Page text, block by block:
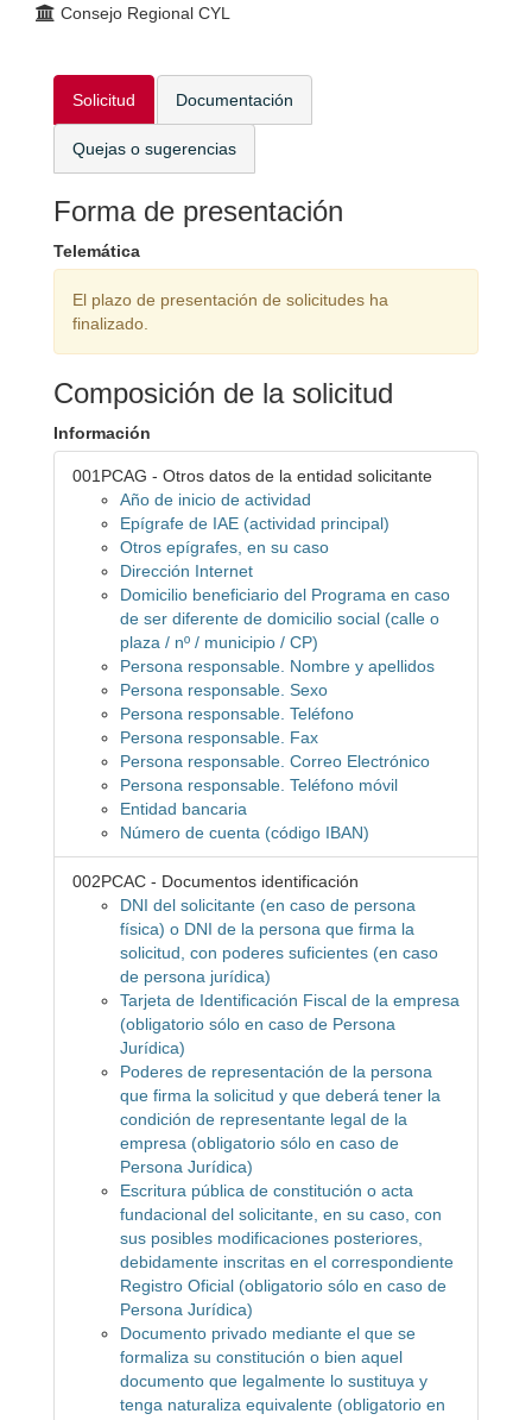
Consejo Regional CYL
Solicitud Documentación
Quejas o sugerencias
Forma de presentación
Telemática
El plazo de presentación de solicitudes ha
finalizado.
Composición de la solicitud
Información
001PCAG - Otros datos de la entidad solicitante
Año de inicio de actividad
Epígrafe de IAE (actividad principal)
Otros epígrafes, en su caso
Dirección Internet
Domicilio beneficiario del Programa en caso
de ser diferente de domicilio social (calle o
plaza / nº / municipio / CP)
Persona responsable. Nombre y apellidos
Persona responsable. Sexo
Persona responsable. Teléfono
Persona responsable. Fax
Persona responsable. Correo Electrónico
Persona responsable. Teléfono móvil
Entidad bancaria
Número de cuenta (código IBAN)
002PCAC - Documentos identificación
DNI del solicitante (en caso de persona
física) o DNI de la persona que firma la
solicitud, con poderes suficientes (en caso
de persona jurídica)
Tarjeta de Identificación Fiscal de la empresa
(obligatorio sólo en caso de Persona
Jurídica)
Poderes de representación de la persona
que firma la solicitud y que deberá tener la
condición de representante legal de la
empresa (obligatorio sólo en caso de
Persona Jurídica)
Escritura pública de constitución o acta
fundacional del solicitante, en su caso, con
sus posibles modificaciones posteriores,
debidamente inscritas en el correspondiente
Registro Oficial (obligatorio sólo en caso de
Persona Jurídica)
Documento privado mediante el que se
formaliza su constitución o bien aquel
documento que legalmente lo sustituya y
tenga naturaliza equivalente (obligatorio en